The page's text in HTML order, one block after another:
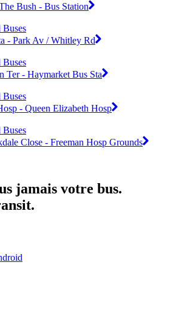
Bush - Bus Station
Buses
- Park Av / Whitley Rd
Buses
Ter - Haymarket Bus Sta
Buses
- Queen Elizabeth Hosp
Buses
Close - Freeman Hosp Grounds
jamais votre bus.